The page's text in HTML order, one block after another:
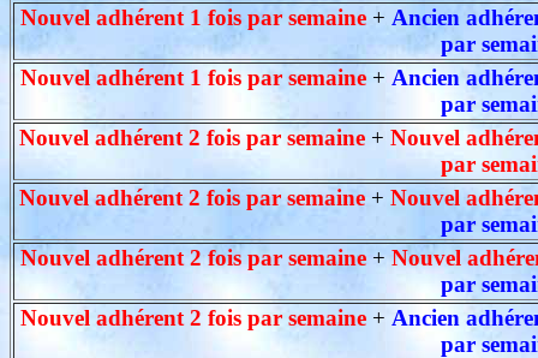
Nouvel adhérent 1 fois par semaine+ Ancien
par
Nouvel adhérent 1 fois par semaine+ Ancien
par
Nouvel adhérent 2 fois par semaine+ Nouvel
par
Nouvel adhérent 2 fois par semaine + Nouvel
par
Nouvel adhérent 2 fois par semaine+Nouvel
par
Nouvel adhérent 2 fois par semaine+ Ancien
par